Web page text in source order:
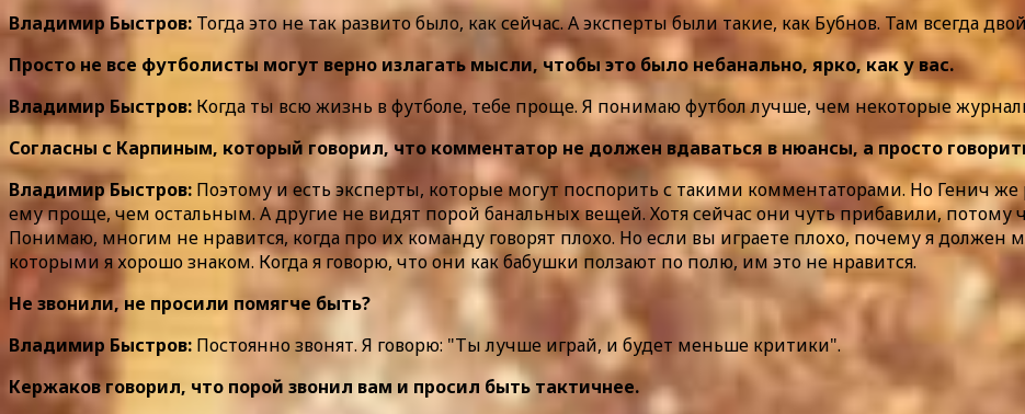
Владимир Быстров: Тогда это не так развито было, как сейчас. А эксперты были такие, как Бубнов. Там всегда
Просто не все футболисты могут верно излагать мысли, чтобы это было небанально, ярко, как у вас.
Владимир Быстров: Когда ты всю жизнь в футболе, тебе проще. Я понимаю футбол лучше, чем некоторые
Согласны с Карпиным, который говорил, что комментатор не должен вдаваться в нюансы, а просто
Владимир Быстров: Поэтому и есть эксперты, которые могут поспорить с такими комментаторами. Но Генич же
ему проще, чем остальным. А другие не видят порой банальных вещей. Хотя сейчас они чуть прибавили, потому
Понимаю, многим не нравится, когда про их команду говорят плохо. Но если вы играете плохо, почему я должен
которыми я хорошо знаком. Когда я говорю, что они как бабушки ползают по полю, им это не нравится.
Не звонили, не просили помягче быть?
Владимир Быстров: Постоянно звонят. Я говорю: "Ты лучше играй, и будет меньше критики".
Кержаков говорил, что порой звонил вам и просил быть тактичнее.